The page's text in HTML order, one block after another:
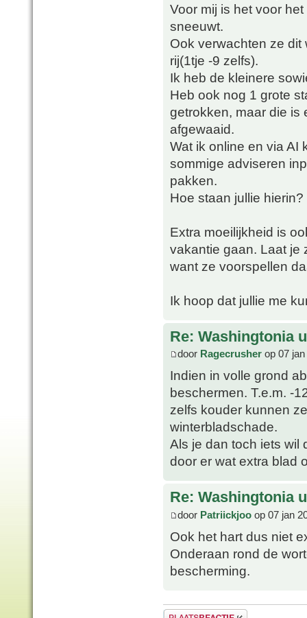
Voor mij is het voor
sneeuwt.
Ook verwachten ze
rij(1tje -9 zelfs).
Ik heb de kleinere
Heb ook nog 1 grote
getrokken, maar die is
afgewaaid.
Wat ik online en via AI
sommige adviseren
pakken.
Hoe staan jullie hierin?
Extra moeilijkheid is
vakantie gaan. Laat je
want ze voorspellen
Ik hoop dat jullie me
Re: Washingtonia
door Ragecrusher op 07
Indien in volle grond
beschermen. T.e.m. -
zelfs kouder kunnen
winterbladschade.
Als je dan toch iets wil
door er wat extra blad
Re: Washingtonia
door Patriickjoo op 07 jan
Ook het hart dus niet
Onderaan rond de
bescherming.
Plaats een reactie